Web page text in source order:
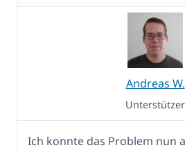
Andreas W.
Unterstützer
Ich konnte das Problem nun